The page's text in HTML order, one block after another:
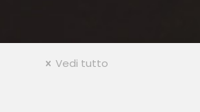
Vedi tutto